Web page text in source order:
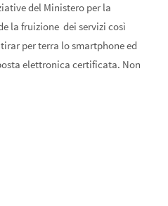
del Ministero per la
la fruizione dei servizi così
per terra lo smartphone ed
elettronica certificata. Non